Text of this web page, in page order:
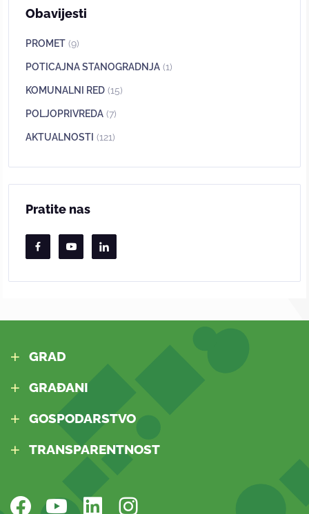
Obavijesti
PROMET (9)
POTICAJNA STANOGRADNJA (1)
KOMUNALNI RED (15)
POLJOPRIVREDA (7)
AKTUALNOSTI (121)
Pratite nas
GRAD
GRAĐANI
GOSPODARSTVO
TRANSPARENTNOST